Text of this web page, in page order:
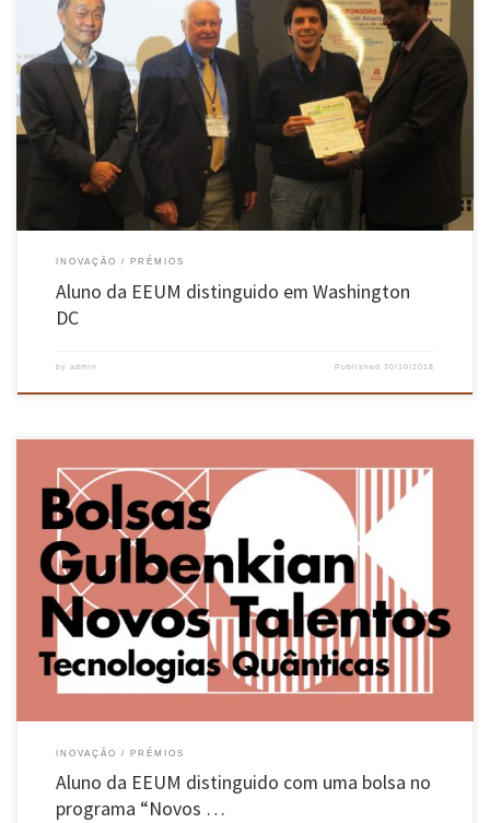
André Mendes de Carvalho, aluno de doutoramento do Programa MIT Portugal e
investigador do Centro ALGORITMI da Universidade do Minho, participou entre os dias 27 e
29 de Setembro na 3rd North American Conference on Industrial Engineering and Operations
Management, que se realizou em Washington DC, tendo apresentado o artigo […]
INOVAÇÃO PRÉMIOS
Aluno da EEUM distinguido em Washington
DC
by admin Published30/10/2018
Michael Oliveira, aluno do 5ª ano do Mestrado Integrado em Engenharia Física (MIEFis), foi
distinguido com uma bolsa no programa “Novos Talentos em Tecnologias Quânticas” da
Fundação Calouste Gulbenkian (https://gulbenkian.pt/grant/novos-talentos-em-
tecnologias-quanticas/), num concurso reconhecidamente muito competitivo. O aluno
encontra-se, atualmente, a dar início a uma dissertação sobre “Quantum Bayesian
Networks”, sob […]
INOVAÇÃO PRÉMIOS
Aluno da EEUM distinguido com uma bolsa no
programa “Novos …